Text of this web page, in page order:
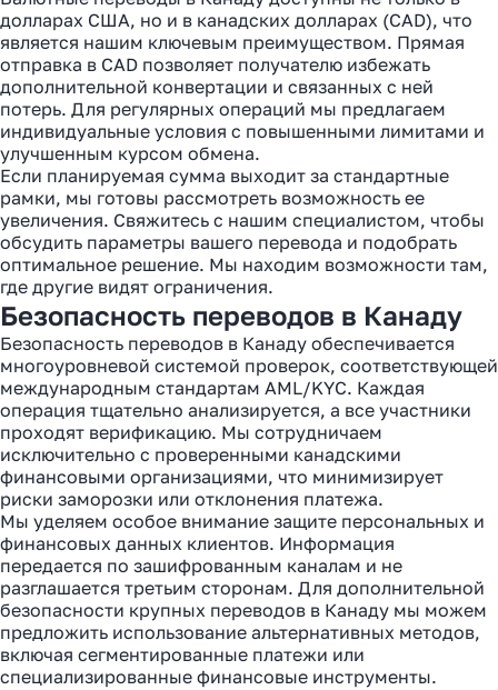
долларах США, но и в канадских долларах (CAD), что
является нашим ключевым преимуществом. Прямая
отправка в CAD позволяет получателю избежать
дополнительной конвертации и связанных с ней
потерь. Для регулярных операций мы предлагаем
индивидуальные условия с повышенными лимитами и
улучшенным курсом обмена.
Если планируемая сумма выходит за стандартные
рамки, мы готовы рассмотреть возможность ее
увеличения. Свяжитесь с нашим специалистом, чтобы
обсудить параметры вашего перевода и подобрать
оптимальное решение. Мы находим возможности там,
где другие видят ограничения.
Безопасность переводов в Канаду
Безопасность переводов в Канаду обеспечивается
многоуровневой системой проверок, соответствующей
международным стандартам AML/KYC. Каждая
операция тщательно анализируется, а все участники
проходят верификацию. Мы сотрудничаем
исключительно с проверенными канадскими
финансовыми организациями, что минимизирует
риски заморозки или отклонения платежа.
Мы уделяем особое внимание защите персональных и
финансовых данных клиентов. Информация
передается по зашифрованным каналам и не
разглашается третьим сторонам. Для дополнительной
безопасности крупных переводов в Канаду мы можем
предложить использование альтернативных методов,
включая сегментированные платежи или
специализированные финансовые инструменты.